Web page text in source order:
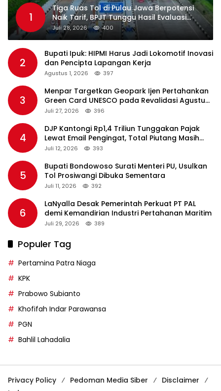
1
Tiga Ruas Tol di Pulau Jawa Berpotensi
Naik Tarif, BPJT Tunggu Hasil Evaluasi
Standar Pelayanan
Juli 28, 2026 400
2
Bupati Ipuk: HIPMI Harus Jadi Lokomotif Inovasi
dan Pencipta Lapangan Kerja
Agustus 1, 2026 397
3
Menpar Targetkan Geopark Ijen Pertahankan
Green Card UNESCO pada Revalidasi Agustus
2026
Juli 27, 2026 396
4
DJP Kantongi Rp1,4 Triliun Tunggakan Pajak
Lewat Email Pengingat, Total Piutang Masih
Rp36 Triliun
Juli 12, 2026 393
5
Bupati Bondowoso Surati Menteri PU, Usulkan
Tol Prosiwangi Dibuka Sementara
Juli 11, 2026 392
6
LaNyalla Desak Pemerintah Perkuat PT PAL
demi Kemandirian Industri Pertahanan Maritim
Juli 29, 2026 389
Populer Tag
Pertamina Patra Niaga
KPK
Prabowo Subianto
Khofifah Indar Parawansa
PGN
Bahlil Lahadalia
Privacy Policy Pedoman Media Siber
Disclaimer